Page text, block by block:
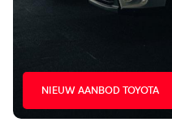
NIEUW AANBOD TOYOTA